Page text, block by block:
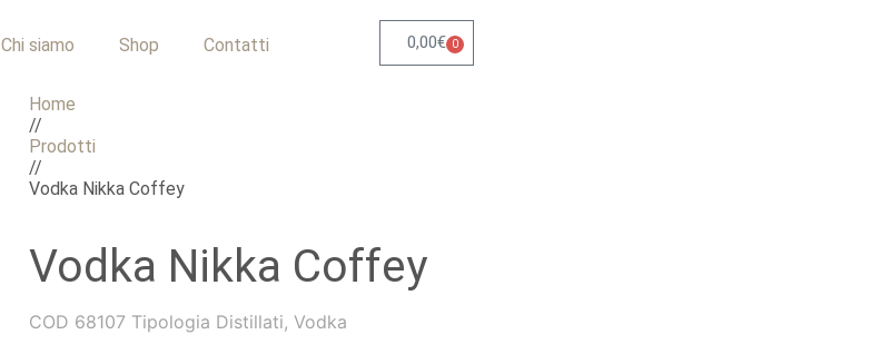
Chi siamo Shop Contatti 0,00€ 0
Home
//
Prodotti
//
Vodka Nikka Coffey
Vodka Nikka Coffey
COD 68107 Tipologia Distillati, Vodka